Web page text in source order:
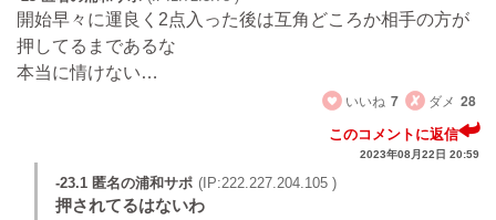
開始早々に運良く2点入った後は互角どころか相手の方が
押してるまであるな
本当に情けない…
いいね 7 ダメ 28
このコメントに返信
2023年08月22日 20:59
-23.1 匿名の浦和サポ (IP:222.227.204.105 )
押されてるはないわ